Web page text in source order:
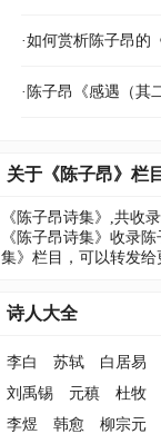
·如何赏析陈子昂的
·陈子昂《感遇（其
关于《陈子昂》栏目
《陈子昂诗集》,共收
《陈子昂诗集》收录
集》栏目，可以转发给
诗人大全
李白 苏轼 白居易
刘禹锡
元稹 杜牧
李煜
韩愈 柳宗元